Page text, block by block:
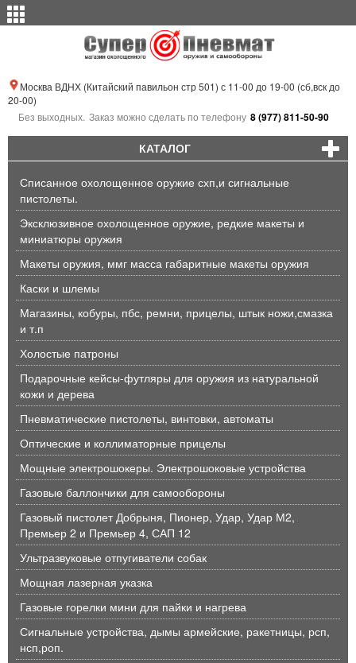
Москва ВДНХ (Китайский павильон стр 501) с 11-00 до 19-00 (сб,вск до
20-00)
Без выходных. Заказ можно сделать по телефону 8 (977) 811-50-90
КАТАЛОГ
Списанное охолощенное оружие схп,и сигнальные
пистолеты.
Эксклюзивное охолощенное оружие, редкие макеты и
миниатюры оружия
Макеты оружия, ммг масса габаритные макеты оружия
Каски и шлемы
Магазины, кобуры, пбс, ремни, прицелы, штык ножи,смазка
и т.п
Холостые патроны
Подарочные кейсы-футляры для оружия из натуральной
кожи и дерева
Пневматические пистолеты, винтовки, автоматы
Оптические и коллиматорные прицелы
Мощные электрошокеры. Электрошоковые устройства
Газовые баллончики для самообороны
Газовый пистолет Добрыня, Пионер, Удар, Удар М2,
Премьер 2 и Премьер 4, САП 12
Ультразвуковые отпугиватели собак
Мощная лазерная указка
Газовые горелки мини для пайки и нагрева
Сигнальные устройства, дымы армейские, ракетницы, рсп,
нсп,роп.